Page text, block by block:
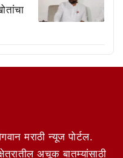
मराठी न्यूज पोर्टल.
अचूक बातम्यांसाठी